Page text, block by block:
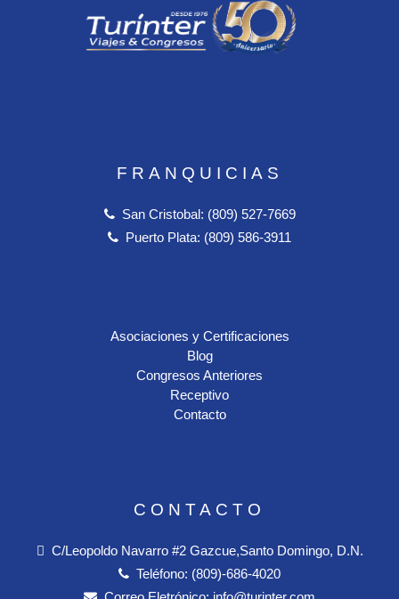
FRANQUICIAS
San Cristobal: (809) 527-7669
Puerto Plata: (809) 586-3911
Asociaciones y Certificaciones
Blog
Congresos Anteriores
Receptivo
Contacto
CONTACTO
C/Leopoldo Navarro #2 Gazcue,Santo Domingo, D.N.
Teléfono: (809)-686-4020